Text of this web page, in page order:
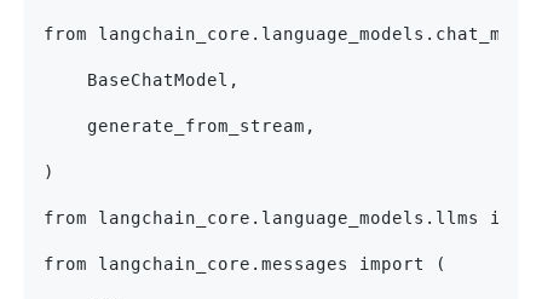
from
    BaseChatModel,
    generate_from_stream,
)
from langchain_core.language_models.llms
from langchain_core.messages import (